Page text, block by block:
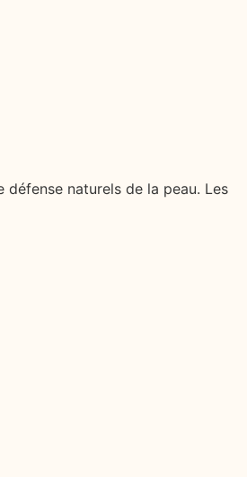
naturels de la peau. Les